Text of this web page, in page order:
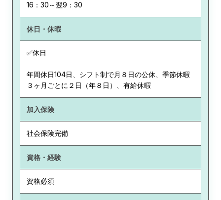
休日・休暇
✅休日
年間休日104日、シフト制で月８日の公休、季節休暇
３ヶ月ごとに２日（年８日）、有給休暇
加入保険
社会保険完備
資格・経験
資格必須